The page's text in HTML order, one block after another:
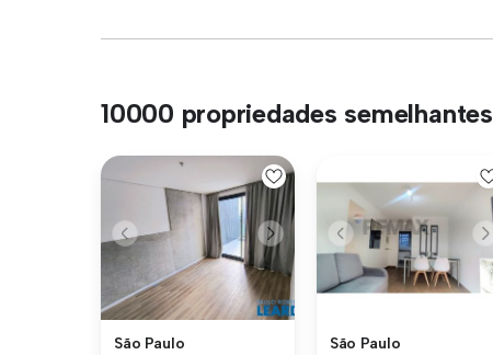
10000 propriedades semelhantes
São Paulo São Paulo